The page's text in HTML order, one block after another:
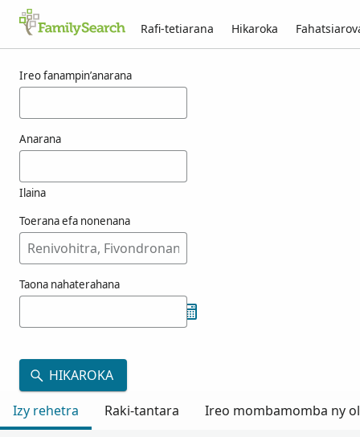
Rafi-tetiarana Hikaroka
Ireo fanampin’anarana
Anarana
Ilaina
Toerana efa nonenana
Taona nahaterahana
HIKAROKA
Izy rehetra
Raki-tantara Ireo mombamomba ny